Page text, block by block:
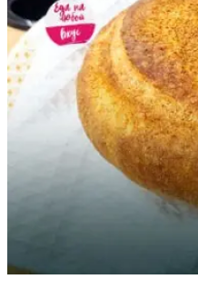
12
минут
одной
ложкой